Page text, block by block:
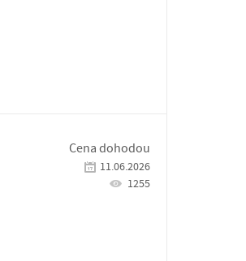
Cena dohodou
11.06.2026
1255